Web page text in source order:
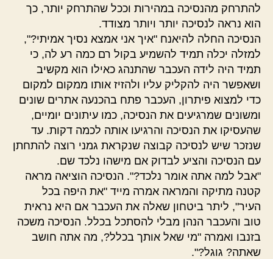
להתרחק מהנסיכה במהירות וככל שהתרחק יותר, כך
הוא נראה לנסיכה יותר ויותר מצודד.
הנסיכה החלה להיאנח "איך אני אמצא נסיך אמיתי?",
למזלה יכלה תמיד להשמיע בקול רם כמה רע לה, כי
תמיד היה לידה העכבר שהתנהג כאילו הוא מקשיב
ושאפשר היה להקליק עליו ולהזיז אותו ממקום למקום
כדי למצוא פיתרון, העכבר פתח בהכנעה אתרים שונים
ומשונים שמרגיעים את הנסיכה, כמו עיתונים יומיים,
שהעסיקו את הנסיכה והרגיעו אותה לכמה דקות. עד
שנזכר שיש לנסיכה קבוצה שנקראת גמני רוצה להתחתן
עם הנסיכה והציע לבדוק אם מישהו נלכד שם.
"אבל למה אתה אומר נלכד?". הנסיכה הוציאה מראה
קטנה מתיקה והמראה אמרה מייד "את היפה בכל
העיר", ליתר ביטחון שאלה את העכבר אם היא נראית
טוב והעכבר הנהן מבלי להסתכל בכלל. הנסיכה משכה
בזנבו ואמרה "מי שאל אותך בכלל?, מה אתה חושב
שאתה? גוגל?".